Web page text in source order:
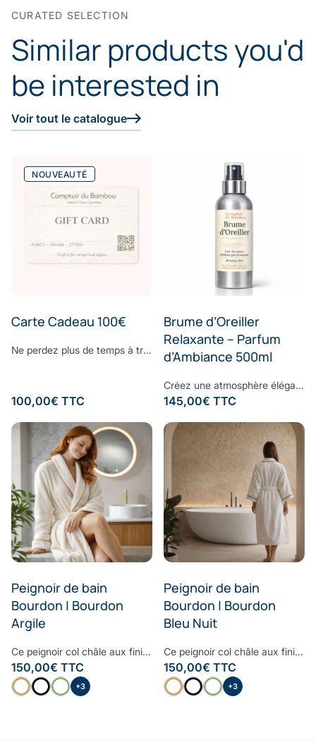
CURATED SELECTION
Similar products you'd
be interested in
Voir tout le catalogue
NOUVEAUTÉ
Carte Cadeau 100€
Ne perdez plus de temps à trouver le cadeau parfait. Surprenez vos proches avec le cadeau dont ils ont toujours rêvé : offrez-leur la E-Carte Cadeau Comptoir du Bambou pour leur permettre de réaliser toutes leurs envies. Choisissez le montant à créditer sur la carte cadeau, ajoutez un message personnalisé et laissez la magie Comptoir du Bambou opérer.
100,00€ TTC
Brume d’Oreiller
Relaxante – Parfum
d’Ambiance 500ml
Créez une atmosphère élégante et apaisante, à chaque instant.Vaporisez cette brume d’ambiance dans votre intérieur pour diffuser une signature olfactive raffinée, subtile et enveloppante. Sa composition associe une eau de bambou délicate à des notes fraîches d’écorces de bergamote et de feuilles de basilic, légèrement froissées. Une fragrance contemporaine où la douceur végétale rencontre la vivacité des agrumes, pour un équilibre parfaitement maîtrisé. À la fois fraîche, naturelle et sophistiquée, cette senteur transforme vos espaces en véritables lieux de bien-être, inspirés des plus beaux établissements. Formulée sans ingrédients synthétiques controversés, elle respecte votre environnement tout en sublimant votre intérieur. Sillage : bergamote - bambou - basilic - musc
145,00€ TTC
Peignoir de bain
Bourdon | Bourdon
Argile
Ce peignoir col châle aux finitions raffinées et haut de gamme est le peignoir à avoir dans sa salle de bain. Moelleux, doux et très confortable, le bourdon embelli ce peignoir pour lui donner un style contemporain et cosy. Confectionné à partir d’une des fibres les plus nobles, la Fibre B., ce peignoir est ultra-doux, absorbant et sèche rapidement. Notre linge de bain participe avec style à votre bien-être et à la protection de la planète. Nos Collections de linge de bain sont fabriquées dans les meilleurs ateliers d’Europe.
150,00€ TTC
+3
Peignoir de bain
Bourdon | Bourdon
Bleu Nuit
Ce peignoir col châle aux finitions raffinées et haut de gamme est le peignoir à avoir dans sa salle de bain. Moelleux, doux et très confortable, le bourdon embelli ce peignoir pour lui donner un style contemporain et cosy. Confectionné à partir d’une des fibres les plus nobles, la Fibre B., ce peignoir est ultra-doux, absorbant et sèche rapidement. Notre linge de bain participe avec style à votre bien-être et à la protection de la planète. Nos Collections de linge de bain sont fabriquées dans les meilleurs ateliers d’Europe.
150,00€ TTC
+3